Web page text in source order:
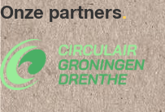
Onze partners.